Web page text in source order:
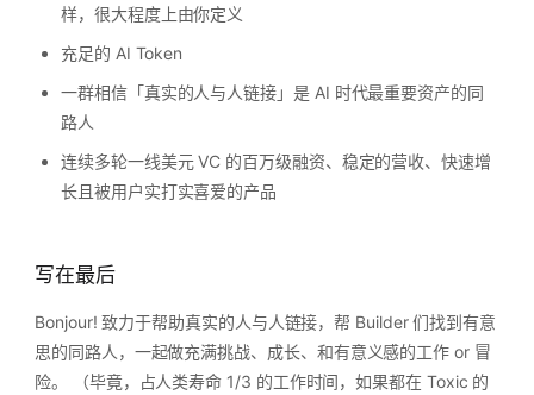
样，很大程度上由你定义
充足的 AI Token
一群相信「真实的人与人链接」是 AI 时代最重要资产的同
路人
连续多轮一线美元 VC 的百万级融资、稳定的营收、快速增
长且被用户实打实喜爱的产品
写在最后
Bonjour! 致力于帮助真实的人与人链接，帮 Builder 们找到有意
思的同路人，一起做充满挑战、成长、和有意义感的工作 or 冒
险。 （毕竟，占人类寿命 1/3 的工作时间，如果都在 Toxic 的